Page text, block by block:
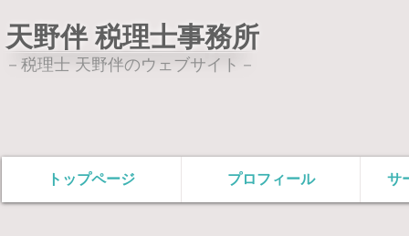
－税理士 天野伴のウェブサイト－
天野伴 税理士事務所
トップページ プロフィール サ